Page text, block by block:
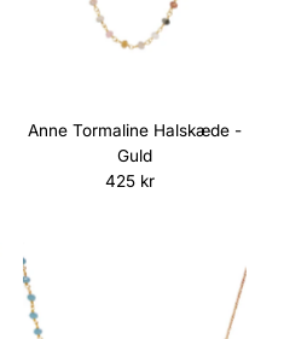
Anne Tormaline Halskæde -
Guld
Normalpris
425 kr